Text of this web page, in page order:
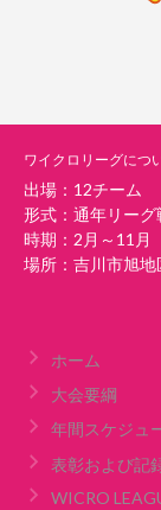
ワイクロリーグにつ
出場：12チーム
形式：通年リー
時期：2月～11月
場所：吉川市旭地
ホーム
大会要綱
年間スケジュ
表彰および記
WICRO